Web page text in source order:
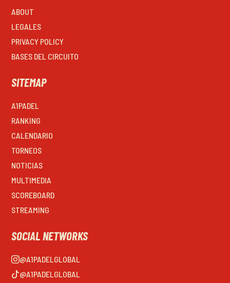
ABOUT
LEGALES
PRIVACY POLICY
BASES DEL CIRCUITO
SITEMAP
A1PADEL
RANKING
CALENDARIO
TORNEOS
NOTICIAS
MULTIMEDIA
SCOREBOARD
STREAMING
SOCIAL NETWORKS
@A1PADELGLOBAL
@A1PADELGLOBAL